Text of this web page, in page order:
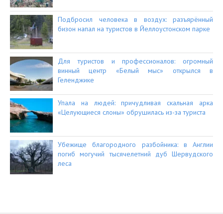
Подбросил человека в воздух: разъярённый
бизон напал на туристов в Йеллоустонском парке
Для туристов и профессионалов: огромный
винный центр «Белый мыс» открылся в
Геленджике
Упала на людей: причудливая скальная арка
«Целующиеся слоны» обрушилась из-за туриста
Убежище благородного разбойника: в Англии
погиб могучий тысячелетний дуб Шервудского
леса